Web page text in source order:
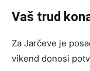
Vaš trud
Za Jarčeve je
vikend donosi